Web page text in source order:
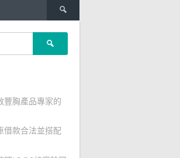
尋
關
鍵
豐胸產品專家的
借款合法並搭配